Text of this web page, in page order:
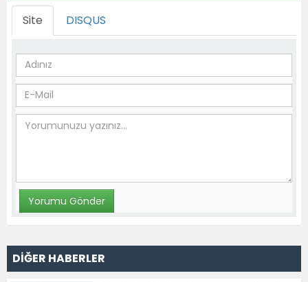
Site DISQUS
DİĞER HABERLER